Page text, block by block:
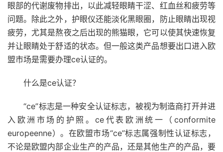
眼部的代谢废物排出，以此减轻眼睛干涩、红血丝和疲劳等
问题。除此之外，护眼仪还能淡化黑眼圈，防止眼睛出现视
疲劳，尤其是熬夜之后出现的熊猫眼，它可以使其快速恢复
并让眼睛处于舒适的状态。但一般这类产品想要出口进入欧
盟市场是需要办理ce认证的。
什么是ce认证？
“ce”标志是一种安全认证标志，被视为制造商打开并进
入欧洲市场的护照。ce代表欧洲统一（conformite
europeenne）。在欧盟市场“ce”标志属强制性认证标志，
不论是欧盟内部企业生产的产品，还是其他生产的产品，要